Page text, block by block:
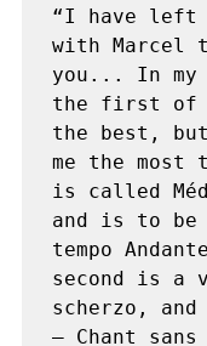
“I have left
with Marcel
you... In my
the first of
the best,
me the
is called
and is to be
tempo
second is a
scherzo,